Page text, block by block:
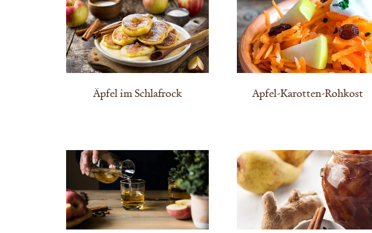
Äpfel im Schlafrock Apfel-Karotten-Rohkost